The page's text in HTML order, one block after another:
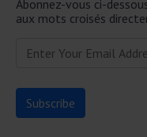
Abonnez-vous ci-
aux mots croisés